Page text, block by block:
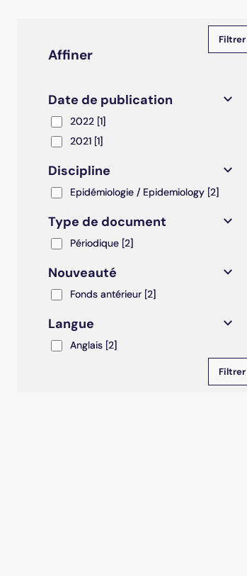
Affiner
Date de publication
20222022 [1]
20212021 [1]
Discipline
Epidémiologie / Epidemiology
Epidémiologie / Epidemiology [2]
Type de document
Périodique
Périodique [2]
Nouveauté
Fonds antérieur
Fonds antérieur [2]
Langue
AnglaisAnglais [2]